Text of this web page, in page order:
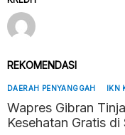
REKOMENDASI
DAERAH PENYANGGAH IKN
Wapres Gibran
Kesehatan Gratis di